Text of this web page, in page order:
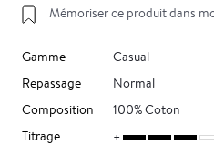
Mémoriser ce produit dans
Gamme
Casual
Repassage
Normal
Composition
100% Coton
Titrage